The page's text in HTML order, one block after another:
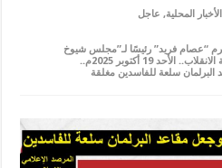
الأخبار المحلية, عاجل
“عصام فريد” رئيسًا لـ”مجلس شيوخ
العسكر” مكافأة على سجله الأسود بخدمة الانقلاب.. الأحد 19 أكتوبر 2025م..
سلعة للفاسدين مغلقة